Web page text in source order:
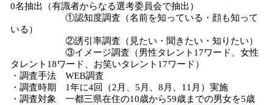
0名抽出（有識者からなる選考委員会で抽出）
①認知度調査（名前を知っている・顔も知って
いる）
②誘引率調査（見たい・聞きたい・知りたい）
③イメージ調査（男性タレント17ワード、女性
タレント18ワード、お笑いタレント17ワード）
・調査手法 WEB調査
・調査時期 1年に4回（2月、5月、8月、11月）実施
・調査対象 一都三県在住の10歳から59歳までの男女を5歳